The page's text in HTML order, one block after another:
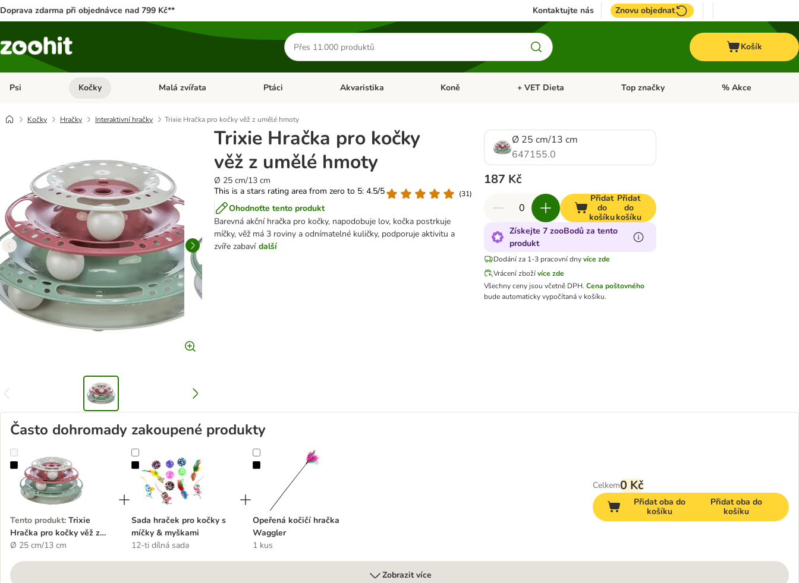
Doprava zdarma při objednávce nad 799 Kč** Kontaktujte nás Znovu objednat
Hledat
produkty
Košík
Psi Otevřít menu: Psi
Kočky Otevřít menu: Kočky
Malá zvířata Otevřít menu: Malá zvířata
Ptáci Otevřít menu: Ptáci
Akvaristika Otevřít menu: Akvaristika
Koně Otevřít menu: Koně
+ VET Dieta Otevřít menu: + VET Dieta
Top značky Otevřít menu: Top
% Akce
Kočky Hračky Interaktivní hračky Trixie Hračka pro kočky věž z umělé hmoty
Trixie Hračka pro kočky
věž z umělé hmoty
Ø 25 cm/13 cm
This is a stars rating area from zero to 5: 4.5/5
(31)
Ohodnoťte tento produkt
Barevná akční hračka pro kočky, napodobuje lov, kočka postrkuje
míčky, věž má 3 roviny a odnímatelné kuličky, podporuje aktivitu a
zvíře zabaví další
Ø 25 cm/13 cm
647155.0
187 Kč
Přidat
do
košíku
Přidat
do
košíku
Získejte 7 zooBodů za tento
produkt
Dodání za 1-3 pracovní dnyvíce zde
Vrácení zbožívíce zde
Všechny ceny jsou včetně DPH. Cena poštovného
bude automaticky vypočítaná v košíku.
Často dohromady zakoupené produkty
Trixie Hračka pro kočky věž z umělé hmoty
Tento produkt: Trixie
Hračka pro kočky věž z
umělé hmoty
Ø 25 cm/13 cm
Sada hraček pro kočky s míčky & myškami
Sada hraček pro kočky s
míčky & myškami
12-ti dílná sada
Opeřená kočičí hračka Waggler
Opeřená kočičí hračka
Waggler
1 kus
Celkem0 Kč
Přidat oba do
košíku
Přidat oba do
košíku
Zobrazit více